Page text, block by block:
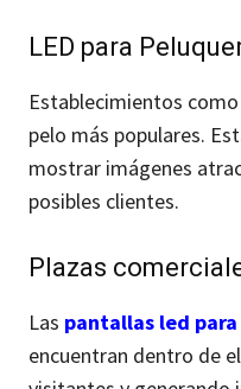
LED para
Establecimientos
pelo más populares.
mostrar imágenes
posibles clientes.
Plazas
Las pantallas led
encuentran dentro de